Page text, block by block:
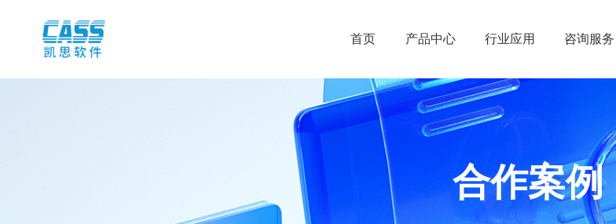
首页 产品中心
ENOVIA
CATIA
行业应用
工业设备
包装消费品与零售
高科技
生命科学与医疗保健
咨询服务
技术服务
应用实施
运营维护
合作案例